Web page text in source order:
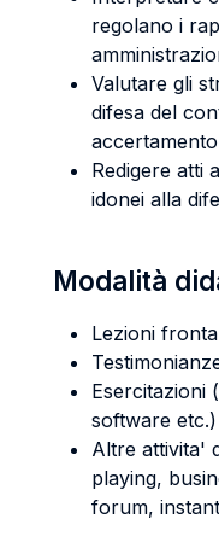
regolano i
Valutare gli
difesa del
Redigere atti
idonei alla
Modalità
Lezioni
Esercitazioni
software etc.)
Altre attivita'
playing,
forum,